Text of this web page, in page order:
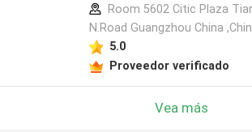
Room 5602 Citic Plaza
N.Road Guangzhou China
5.0
Proveedor verificado
Vea más